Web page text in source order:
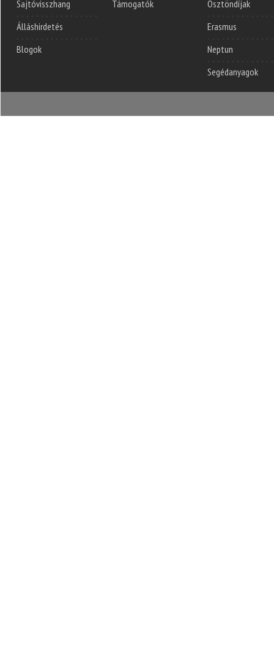
Sajtóvisszhang
Álláshirdetés
Blogok
Támogatók
Ösztöndíjak
Erasmus
Neptun
Segédanyagok